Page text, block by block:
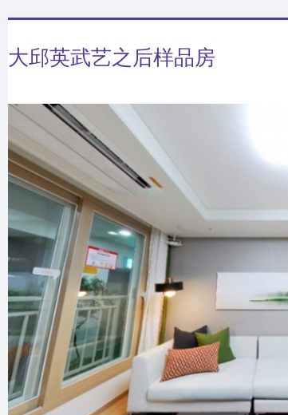
大邱英武艺之后样品房